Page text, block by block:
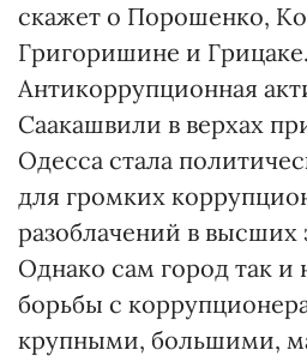
скажет о Порошенко,
Григоришине и Грицаке.
Антикоррупционная
Саакашвили в верхах
Одесса стала
для громких
разоблачений в высших
Однако сам город так
борьбы с
крупными, большими,